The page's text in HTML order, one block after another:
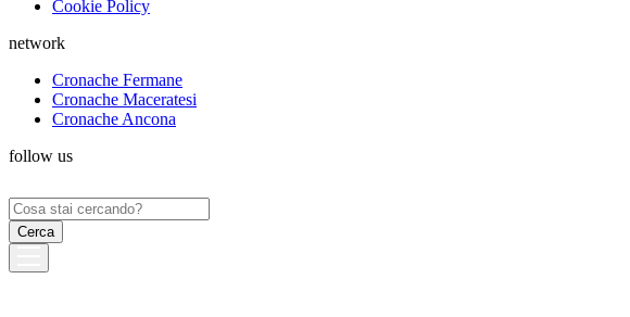
Cookie Policy
network
Cronache Fermane
Cronache Maceratesi
Cronache Ancona
follow us
Ricerca
per: